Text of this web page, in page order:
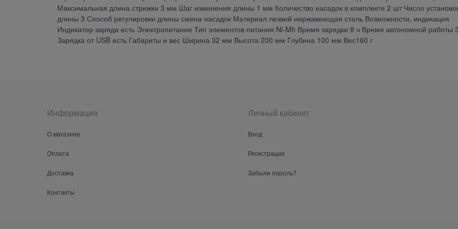
Максимальная длина стрижки 3 мм Шаг изменения длины 1 мм Количество насадок в комплекте 2 шт Число
длины 3 Способ регулировки длины смена насадок Материал лезвий нержавеющая сталь Возможности, индикация
Индикатор заряда есть Электропитание Тип элементов питания Ni-Mh Время зарядки 8 ч Время автономной работы
Зарядка от USB есть Габариты и вес Ширина 32 мм Высота 200 мм Глубина 100 мм Вес160 г
Информация
О магазине
Оплата
Доставка
Контакты
Личный кабинет
Вход
Регистрация
Забыли пароль?